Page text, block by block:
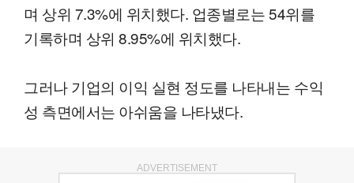
며 상위 7.3%에 위치했다. 업종별로는 54위를
기록하며 상위 8.95%에 위치했다.
그러나 기업의 이익 실현 정도를 나타내는 수익
성 측면에서는 아쉬움을 나타냈다.
ADVERTISEMENT